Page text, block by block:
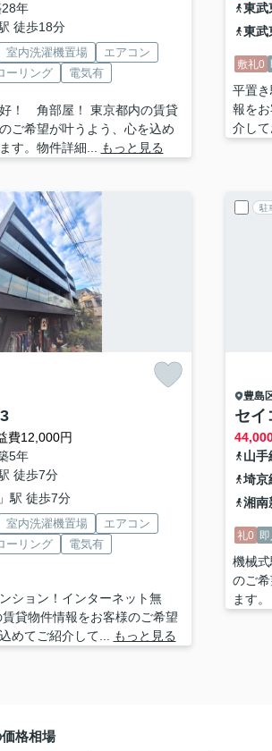
年
徒歩18分
室内洗濯機置場
エアコン
ーリング 電気有
！ 角部屋！ 東京都内の賃貸
ご希望が叶うよう、心を込め
す。物件詳細...
もっと見る
東武
東武
敷礼0
平置
報を
介し
費12,000円
5年
徒歩7分
駅 徒歩7分
室内洗濯機置場
エアコン
ーリング 電気有
ション！インターネット無
貸物件情報をお客様のご希望
めてご紹介して...
もっと見る
駐
豊島
セイ
山手
埼京
湘南
礼0
機械
のご
ます
格相場